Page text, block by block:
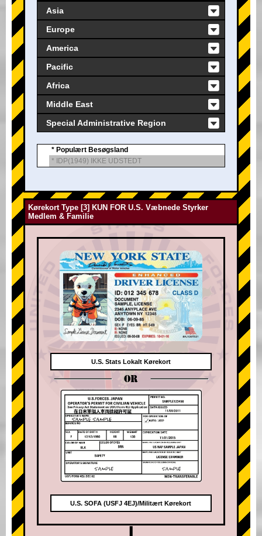
Asia
Europe
America
Pacific
Africa
Middle East
Special Administrative Region
* Populært Besøgsland
* IDP(1949) IKKE UDSTEDT
Kørekort Type [3] KUN FOR U.S. Væbnede Styrker
Medlem & Familie
U.S. Stats Lokalt Kørekort
OR
U.S. SOFA (USFJ 4EJ)/Militært Kørekort